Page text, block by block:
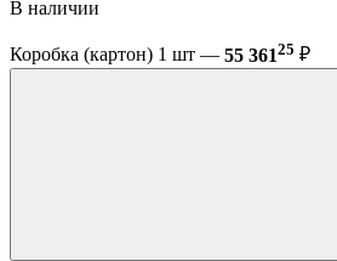
В наличии
Коробка (картон) 1 шт — 55 36125 ₽